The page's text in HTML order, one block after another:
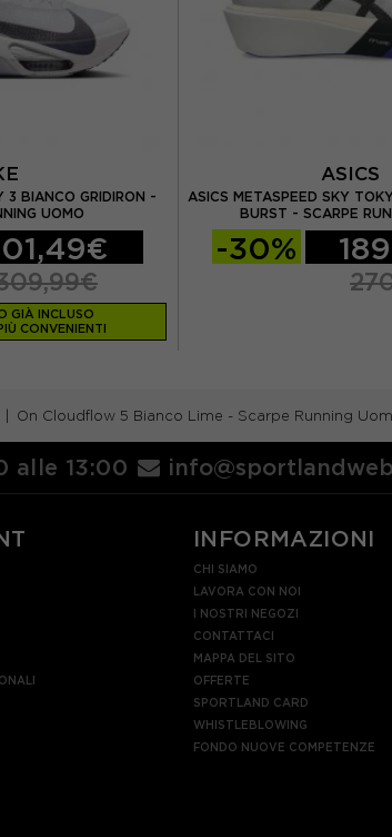
3 BIANCO GRIDIRON -
UOMO
GIÀ INCLUSO
CONVENIENTI
ASICS
ASICS METASPEED SKY
BURST - SCARPE
-30%
On Cloudflow 5 Bianco Lime - Scarpe Running
alle 13:00
INFORMAZIONI
CHI SIAMO
LAVORA CON NOI
I NOSTRI NEGOZI
CONTATTACI
MAPPA DEL SITO
OFFERTE
SPORTLAND CARD
WHISTLEBLOWING
FONDO NUOVE COMPETENZE